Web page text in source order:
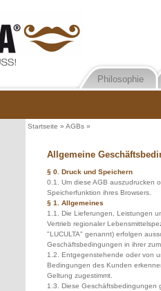
Philosophie
Startseite » AGBs»
Allgemeine
§ 0. Druck und Speichern
0.1. Um diese AGB auszudrucken
Speicherfunktion ihres Browsers.
§ 1. Allgemeines
1.1. Die Lieferungen, Leistungen
Vertrieb regionaler
"LUCULTA" genannt) erfolgen
Geschäftsbedingungen in ihrer
1.2. Entgegenstehende oder von
Bedingungen des Kunden
Geltung zugestimmt.
1.3. Diese Geschäftsbedingungen